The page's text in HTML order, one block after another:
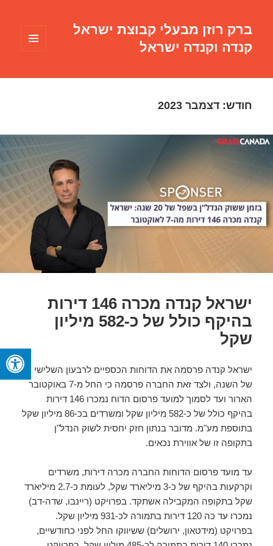
ברק רוזן מבעלי קבוצת ישראל
קנדה וקנדה ישראל
חודש:דצמבר 2023
ישראל קנדה מכרה 146 דירות
בהיקף כולל של כ-582 מיליון
שקל
ישראל קנדה פרסמה את הדוחות הכספיים לרבעון השלישי
של השנה, ולצד זאת החברה פרסמה כי החל מ-7 באוקטובר
הארור ועד לסמוך למועד פרסום הדוח נמכרו 146 דירות
בהיקף כולל של כ-582 מיליון שקל ומשרדים בכ-86 מיליון שקל
בתוספת מע"מ. מדובר בנתון חזק יחסית לשוק הנדל"ן
בתקופה זו של אווירת נכאים.
עד מועד פרסום הדוחות החברה מכרה דירות, משרדים
וקרקעות בהיקף של כ-3 מיליארד שקל, לעומת כ-2.7 מיליארד
שקל בתקופה המקבילה אשתקד. בפרויקט (ריינבו, שדה-דב)
נמכרו עד כה 120 דירות בתמורה לכ-931 מיליון שקל.
בפרויקט (מידטאון, ירושלים) ששיווקו החל לפני כחודשיים,